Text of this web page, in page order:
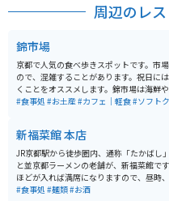
周辺のレ
錦市場
京都で人気の食べ歩きスポットです。市
ので、混雑することがあります。祝日に
くことをオススメします。錦市場は海鮮
充実していて、ソフトクリームやきゅうり
#食事処 #お土産#カフェ｜軽食#ソフト
新福菜館 本店
JR京都駅から徒歩圏内、通称「たかばし
と並京都ラーメンの老舗が、新福菜館で
ほどが入れば満席になりますので、昼時
列待ちは覚悟しなければなりません。ここ
#食事処 #麺類#お酒